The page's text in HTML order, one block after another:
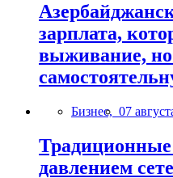
зарплата,
выживание,
Бизнес, 07
давлением